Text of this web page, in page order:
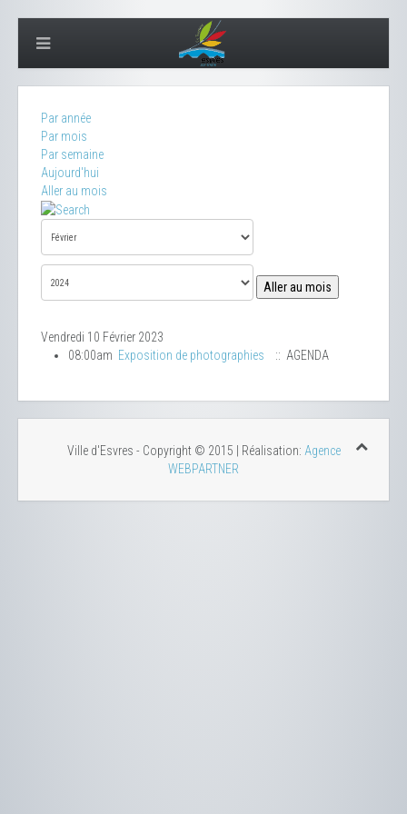
Par année
Par mois
Par semaine
Aujourd'hui
Aller au mois
Aller au mois
Vendredi 10 Février 2023
08:00am Exposition de photographies :: AGENDA
Ville d'Esvres - Copyright © 2015 | Réalisation: Agence
WEBPARTNER